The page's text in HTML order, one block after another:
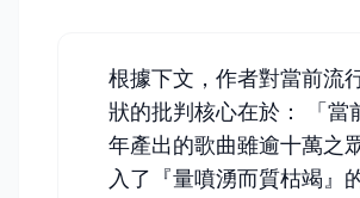
根據下文，作者對當前流
狀的批判核心在於： 「當
年產出的歌曲雖逾十萬之
入了『量噴湧而質枯竭』